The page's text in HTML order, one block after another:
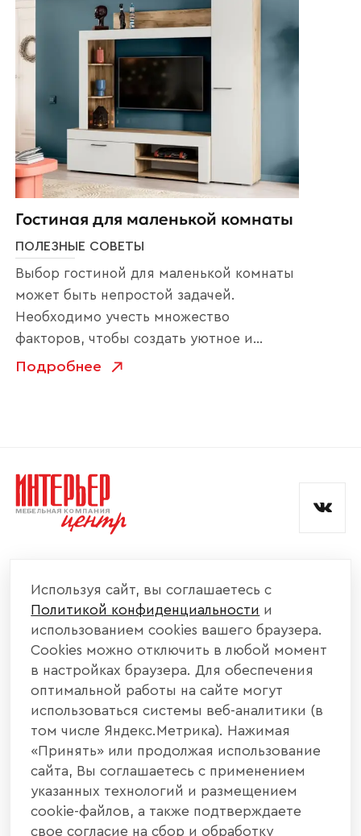
Гостиная для маленькой комнаты
ПОЛЕЗНЫЕ СОВЕТЫ
Выбор гостиной для маленькой комнаты
может быть непростой задачей.
Необходимо учесть множество
факторов, чтобы создать уютное и
функциональное помещение. Вот
любите смотреть телевизор, то
выберите стенку с местом для
установки […]
Подробнее
КАТАЛОГ МЕБЕЛИ
ИНФОРМАЦИЯ
НАШИ КОНТАКТЫ
+7 800 700 20 58
440004, г. Пенза, ул. Рябова, д. 31
Используя сайт, вы соглашаетесь с
Политикой конфиденциальности и
использованием cookies вашего браузера.
Cookies можно отключить в любой момент
в настройках браузера. Для обеспечения
оптимальной работы на сайте могут
использоваться системы веб-аналитики (в
том числе Яндекс.Метрика). Нажимая
«Принять» или продолжая использование
сайта, Вы соглашаетесь с применением
указанных технологий и размещением
cookie-файлов, а также подтверждаете
свое согласие на сбор и обработку